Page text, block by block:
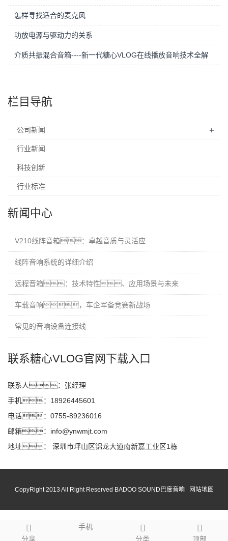
怎样寻找适合的麦克风
功放电源与驱动力的关系
介质共振混合音箱----新一代糖心VLOG在线播放音响技术全解
栏目导航
公司新闻 +
行业新闻
科技创新
行业标准
新闻中心
V210线阵音箱：卓越音质与灵活应
线阵音响系统的详细介绍
远程音箱：技术特性、应用场景与未来
车载音响，车企军备竞赛新战场
常见的音响设备连接线
联系糖心VLOG官网下载入口
联系人：张经理
手机：18926445601
电话：0755-89236016
邮箱：info@ynwmjt.com
地址： 深圳市坪山区锦龙大道南新嘉工业区1栋
分享
手机
分类
顶部
CopyRight 2013 All Right Reserved BADOO SOUND巴度音响 网站地图